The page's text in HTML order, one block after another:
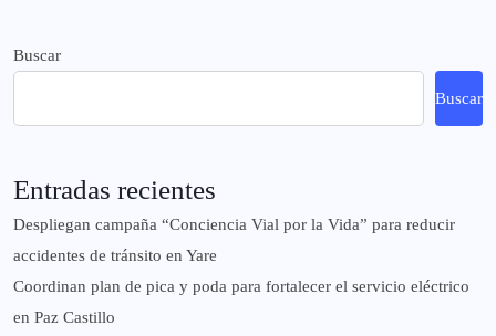
Buscar
Buscar
Entradas recientes
‎Despliegan campaña “Conciencia Vial por la Vida” para reducir
accidentes de tránsito en Yare
Coordinan plan de pica y poda para fortalecer el servicio eléctrico
en Paz Castillo